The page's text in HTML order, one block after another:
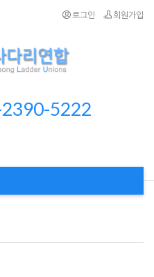
로그인 회원가입
2390-5222